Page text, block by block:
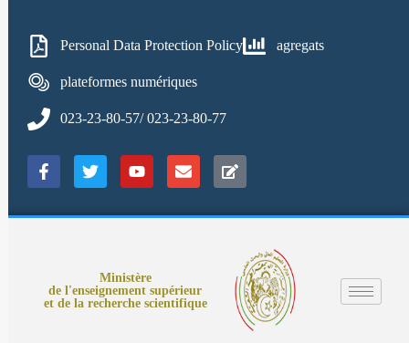
Personal Data Protection Policy agregats
plateformes numériques
023-23-80-57/ 023-23-80-77
Ministère
de l'enseignement supérieur
et de la recherche scientifique